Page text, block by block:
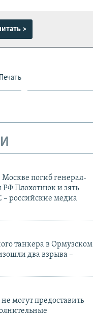
>
Печать
погиб генерал-
Плохотнюк и зять
– российские медиа
танкера в Ормузском
два взрыва –
могут предоставить